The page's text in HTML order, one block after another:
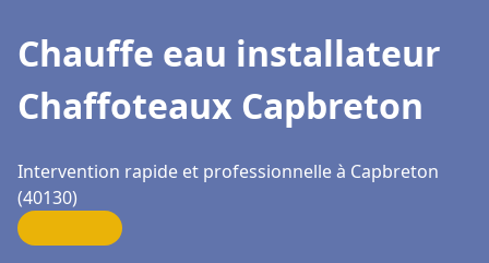
Chauffe eau installateur
Chaffoteaux Capbreton
Intervention rapide et professionnelle à Capbreton
(40130)